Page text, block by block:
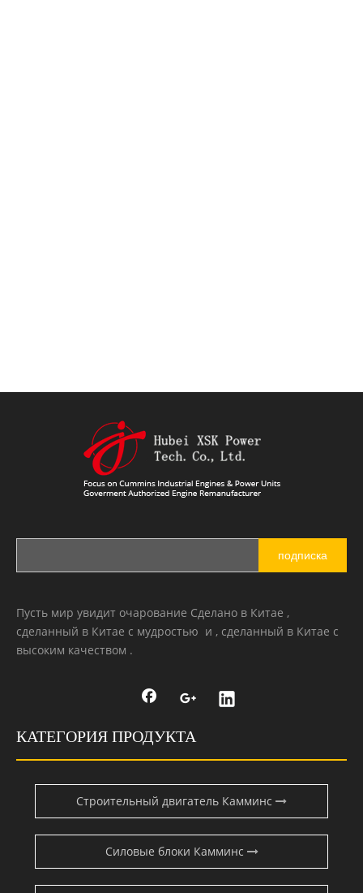
подписка
Пусть мир увидит очарование Сделано в Китае ,
сделанный в Китае с мудростью и , сделанный в Китае с
высоким качеством .
КАТЕГОРИЯ ПРОДУКТА
Строительный двигатель Камминс
Силовые блоки Камминс